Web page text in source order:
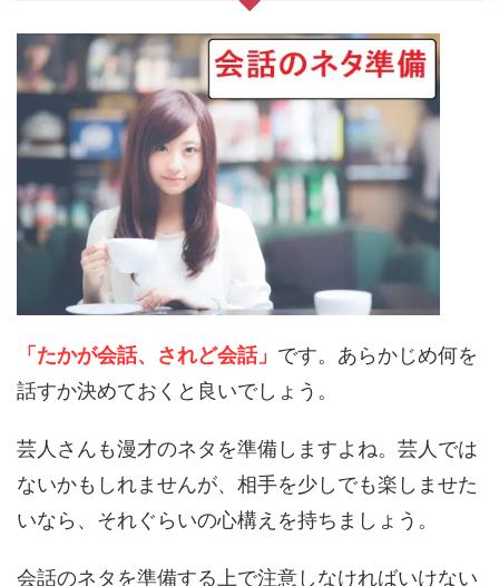
「たかが会話、されど会話」 です。あらかじめ何を
話すか決めておくと良いでしょう。
芸人さんも漫才のネタを準備しますよね。芸人では
ないかもしれませんが、相手を少しでも楽しませた
いなら、それぐらいの心構えを持ちましょう。
会話のネタを準備する上で注意しなければいけない